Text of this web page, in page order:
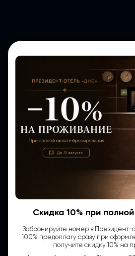
Контакты
Скидка 10% при
Забронируйте номер в Президент-
100% предоплату сразу при
получите скидку 10% на